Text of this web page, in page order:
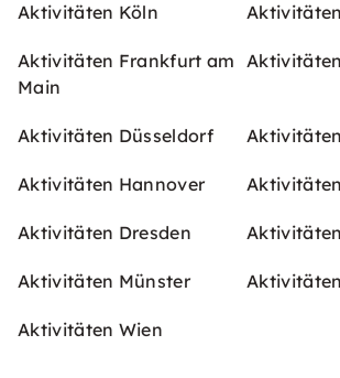
Aktivitäten Köln
Aktivitäten Frankfurt am
Main
Aktivitäten Düsseldorf
Aktivitäten Hannover
Aktivitäten Dresden
Aktivitäten Münster
Aktivitäten Wien